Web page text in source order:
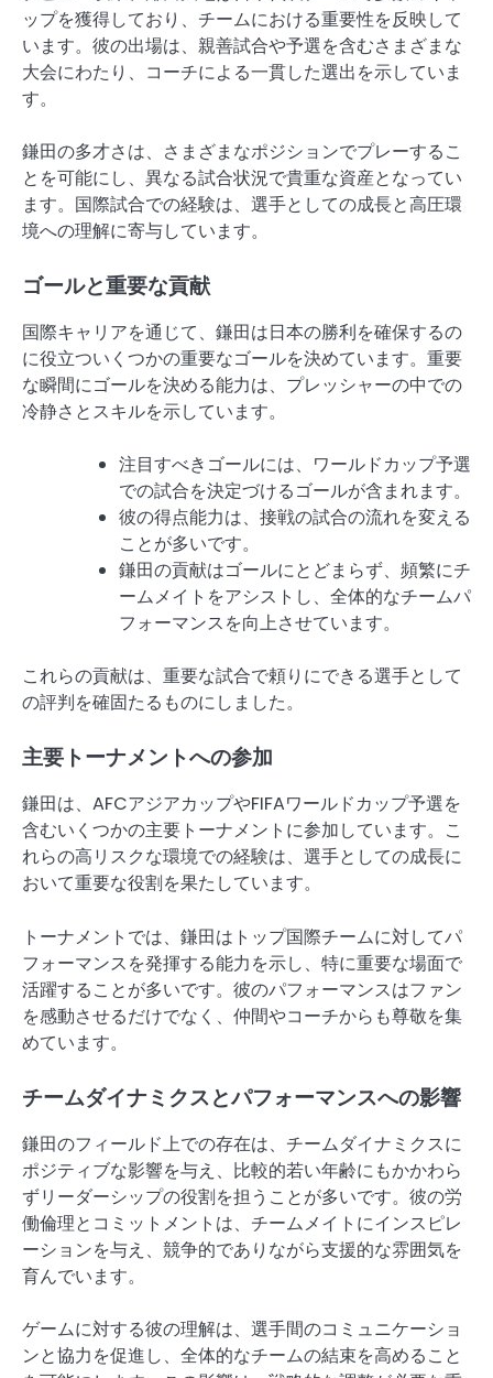
ップを獲得しており、チームにおける重要性を反映して
います。彼の出場は、親善試合や予選を含むさまざまな
大会にわたり、コーチによる一貫した選出を示していま
す。
鎌田の多才さは、さまざまなポジションでプレーするこ
とを可能にし、異なる試合状況で貴重な資産となってい
ます。国際試合での経験は、選手としての成長と高圧環
境への理解に寄与しています。
ゴールと重要な貢献
国際キャリアを通じて、鎌田は日本の勝利を確保するの
に役立ついくつかの重要なゴールを決めています。重要
な瞬間にゴールを決める能力は、プレッシャーの中での
冷静さとスキルを示しています。
注目すべきゴールには、ワールドカップ予選
での試合を決定づけるゴールが含まれます。
彼の得点能力は、接戦の試合の流れを変える
ことが多いです。
鎌田の貢献はゴールにとどまらず、頻繁にチ
ームメイトをアシストし、全体的なチームパ
フォーマンスを向上させています。
これらの貢献は、重要な試合で頼りにできる選手として
の評判を確固たるものにしました。
主要トーナメントへの参加
鎌田は、AFCアジアカップやFIFAワールドカップ予選を
含むいくつかの主要トーナメントに参加しています。こ
れらの高リスクな環境での経験は、選手としての成長に
おいて重要な役割を果たしています。
トーナメントでは、鎌田はトップ国際チームに対してパ
フォーマンスを発揮する能力を示し、特に重要な場面で
活躍することが多いです。彼のパフォーマンスはファン
を感動させるだけでなく、仲間やコーチからも尊敬を集
めています。
チームダイナミクスとパフォーマンスへの影響
鎌田のフィールド上での存在は、チームダイナミクスに
ポジティブな影響を与え、比較的若い年齢にもかかわら
ずリーダーシップの役割を担うことが多いです。彼の労
働倫理とコミットメントは、チームメイトにインスピレ
ーションを与え、競争的でありながら支援的な雰囲気を
育んでいます。
ゲームに対する彼の理解は、選手間のコミュニケーショ
ンと協力を促進し、全体的なチームの結束を高めること